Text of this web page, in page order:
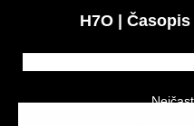
H7O |